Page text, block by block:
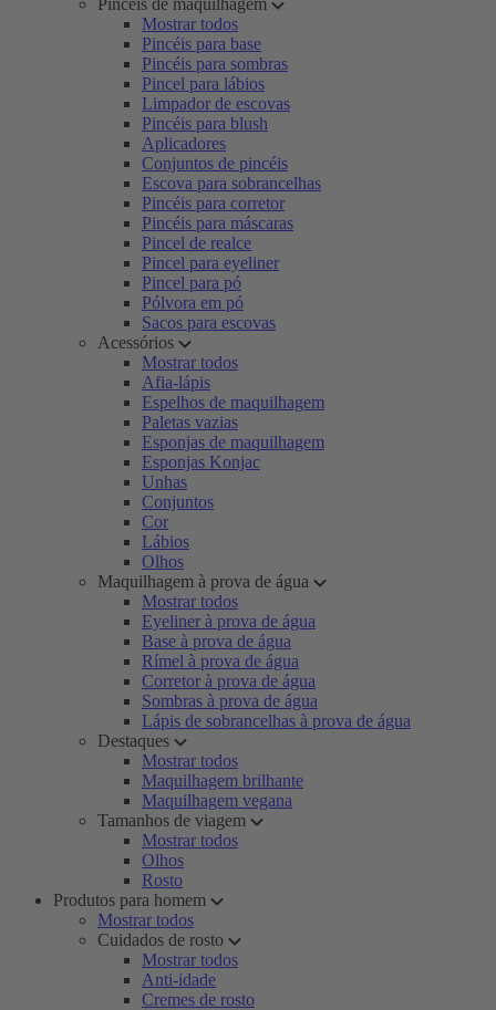
Pincéis de maquilhagem
Mostrar todos
Pincéis para base
Pincéis para sombras
Pincel para lábios
Limpador de escovas
Pincéis para blush
Aplicadores
Conjuntos de pincéis
Escova para sobrancelhas
Pincéis para corretor
Pincéis para máscaras
Pincel de realce
Pincel para eyeliner
Pincel para pó
Pólvora em pó
Sacos para escovas
Acessórios
Mostrar todos
Afia-lápis
Espelhos de maquilhagem
Paletas vazias
Esponjas de maquilhagem
Esponjas Konjac
Unhas
Conjuntos
Cor
Lábios
Olhos
Maquilhagem à prova de água
Mostrar todos
Eyeliner à prova de água
Base à prova de água
Rímel à prova de água
Corretor à prova de água
Sombras à prova de água
Lápis de sobrancelhas à prova de água
Destaques
Mostrar todos
Maquilhagem brilhante
Maquilhagem vegana
Tamanhos de viagem
Mostrar todos
Olhos
Rosto
Produtos para homem
Mostrar todos
Cuidados de rosto
Mostrar todos
Anti-idade
Cremes de rosto